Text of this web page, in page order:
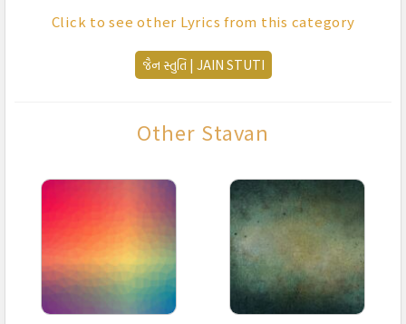
संवेग ने वैराग्यरसनां अमृतझरण वहावती,
झकझोड गंगोत्री समी, झड़के तुमारी परिणीति,
अंगो उपांगो नंदी ने अनुयोग द्वारे विलसती,
प्रतिभा तम्हारी गच्छने सन्मार्गबोध करावती!
वंदन उपाध्यायो! तुम्हारा चरणमा आगणित हो!
Click to see other Lyrics from this category
જૈન સ્તુતિ | JAIN STUTI
Other Stavan